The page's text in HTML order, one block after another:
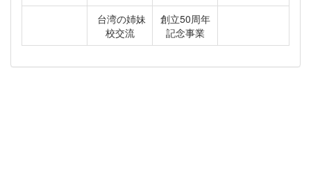
台湾の姉妹
校交流
創立50周年
記念事業